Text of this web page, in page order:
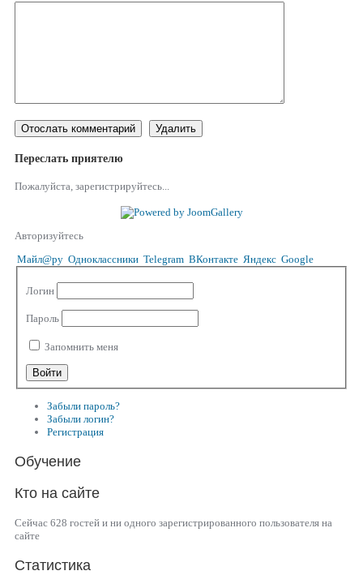
Переслать приятелю
Пожалуйста, зарегистрируйтесь...
Авторизуйтесь
Майл@ру Одноклассники Telegram ВКонтакте Яндекс Google
Логин
Пароль
Запомнить меня
Забыли пароль?
Забыли логин?
Регистрация
Обучение
Кто на сайте
Сейчас 628 гостей и ни одного зарегистрированного пользователя на
сайте
Статистика